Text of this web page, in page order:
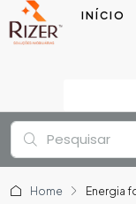
INÍCIO
Home Energia